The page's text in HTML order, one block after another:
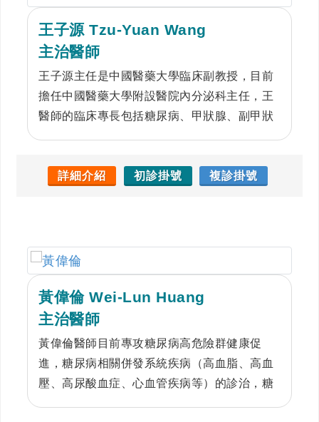
王子源 Tzu-Yuan Wang
主治醫師
王子源主任是中國醫藥大學臨床副教授，目前
擔任中國醫藥大學附設醫院內分泌科主任，王
醫師的臨床專長包括糖尿病、甲狀腺、副甲狀
內分泌高血壓的專家，尤其擅長診治原發性高
詳細介紹 初診掛號 複診掛號
黃偉倫 Wei-Lun Huang
主治醫師
黃偉倫醫師目前專攻糖尿病高危險群健康促
進，糖尿病相關併發系統疾病（高血脂、高血
壓、高尿酸血症、心血管疾病等）的診治，糖